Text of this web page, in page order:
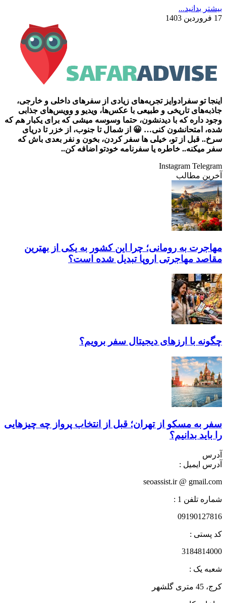
بیشتر بدانید...
17 فروردین 1403
اینجا تو سفرادوایز تجربه‌های زیادی از سفرهای داخلی و خارجی،
جاذبه‌های تاریخی و طبیعی با عکس‌ها، ویدیو و وویس‌های جذابی
وجود داره که با دیدنشون، حتما وسوسه میشی که برای یکبار هم که
شده، امتحانشون کنی… 😀 از شمال تا جنوب، از خزر تا دریای
سرخ.. قبل از تو، خیلی ها سفر کردن، بخون و نفر بعدی باش که
سفر میکنه.. خاطره یا سفرنامه خودتو اضافه کن..
Instagram Telegram
آخرین مطالب
مهاجرت به رومانی؛ چرا این کشور به یکی از بهترین
مقاصد مهاجرتی اروپا تبدیل شده است؟
چگونه با ارز‌های دیجیتال سفر برویم؟
سفر به مسکو از تهران؛ قبل از انتخاب پرواز چه چیزهایی
را باید بدانیم؟
آدرس
آدرس ایمیل :
seoassist.ir @ gmail.com
شماره تلفن 1 :
09190127816
کد پستی :
3184814000
شعبه یک :
کرج، 45 متری گلشهر